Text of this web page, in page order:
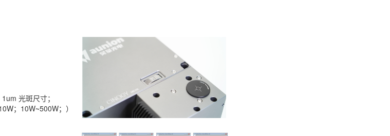
光斑尺寸；
；10W~500W；）